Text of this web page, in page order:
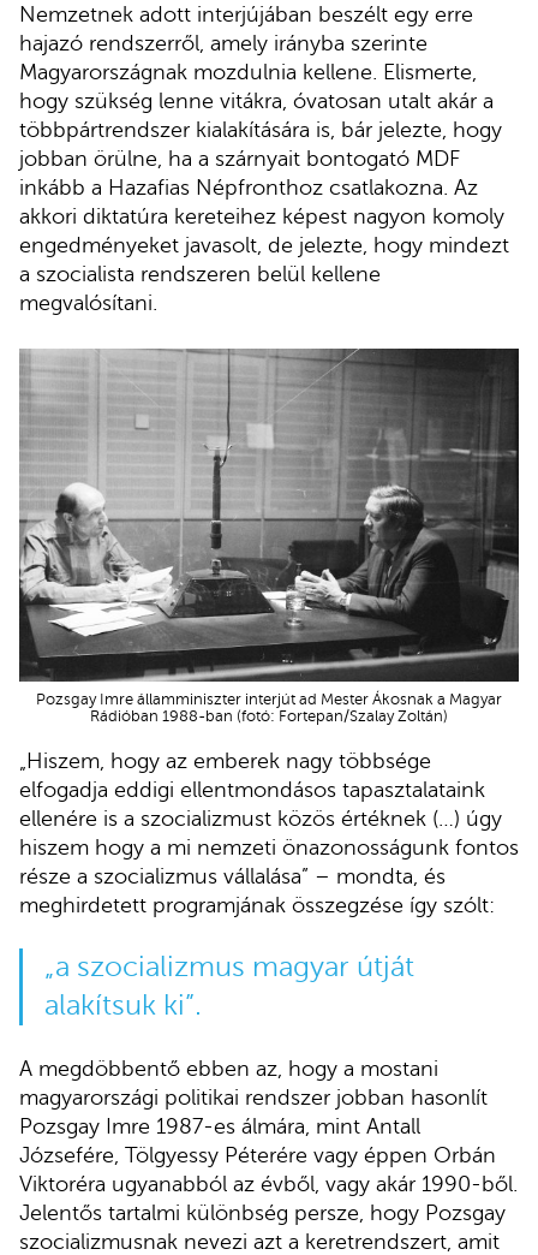
Nemzetnek adott interjújában beszélt egy erre
hajazó rendszerről, amely irányba szerinte
Magyarországnak mozdulnia kellene. Elismerte,
hogy szükség lenne vitákra, óvatosan utalt akár a
többpártrendszer kialakítására is, bár jelezte, hogy
jobban örülne, ha a szárnyait bontogató MDF
inkább a Hazafias Népfronthoz csatlakozna. Az
akkori diktatúra kereteihez képest nagyon komoly
engedményeket javasolt, de jelezte, hogy mindezt
a szocialista rendszeren belül kellene
megvalósítani.
Pozsgay Imre államminiszter interjút ad Mester Ákosnak a Magyar
Rádióban 1988-ban (fotó: Fortepan/Szalay Zoltán)
„Hiszem, hogy az emberek nagy többsége
elfogadja eddigi ellentmondásos tapasztalataink
ellenére is a szocializmust közös értéknek (…) úgy
hiszem hogy a mi nemzeti önazonosságunk fontos
része a szocializmus vállalása” – mondta, és
meghirdetett programjának összegzése így szólt:
„a szocializmus magyar útját
alakítsuk ki”.
A megdöbbentő ebben az, hogy a mostani
magyarországi politikai rendszer jobban hasonlít
Pozsgay Imre 1987-es álmára, mint Antall
Józsefére, Tölgyessy Péterére vagy éppen Orbán
Viktoréra ugyanabból az évből, vagy akár 1990-ből.
Jelentős tartalmi különbség persze, hogy Pozsgay
szocializmusnak nevezi azt a keretrendszert, amit